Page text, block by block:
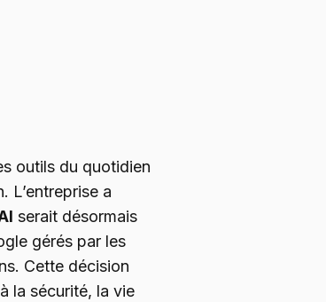
outils du quotidien
L’entreprise a
serait désormais
gérés par les
Cette décision
la sécurité, la vie